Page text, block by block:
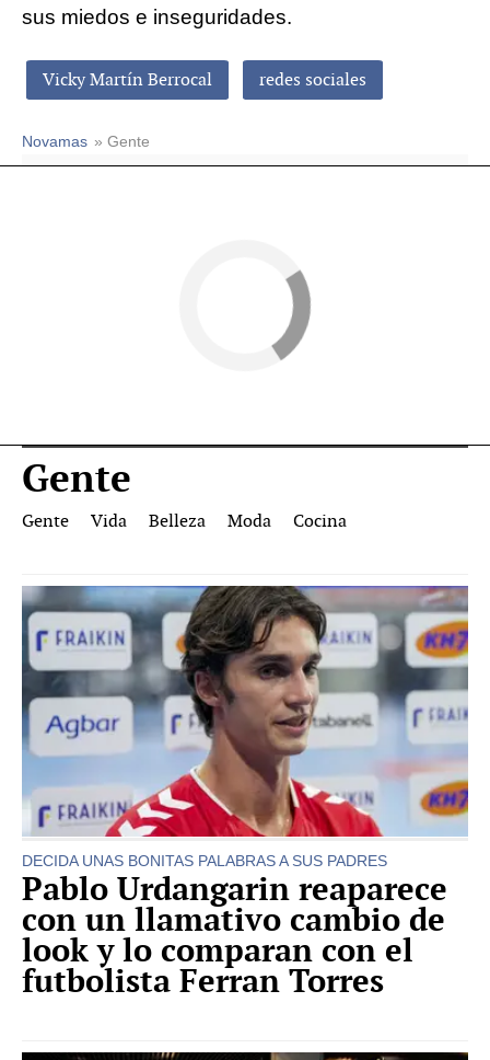
sus miedos e inseguridades.
Vicky Martín Berrocal redes sociales
Novamas » Gente
Gente
Gente Vida Belleza Moda Cocina
DECIDA UNAS BONITAS PALABRAS A SUS PADRES
Pablo Urdangarin reaparece
con un llamativo cambio de
look y lo comparan con el
futbolista Ferran Torres